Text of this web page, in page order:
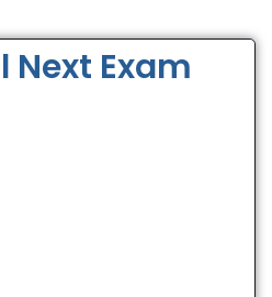
Next Exam